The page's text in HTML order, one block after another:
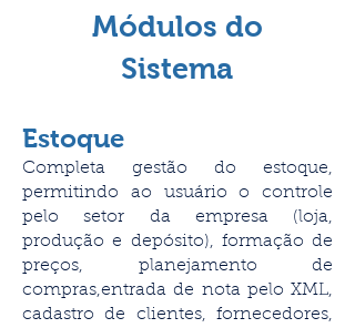
Módulos do
Sistema
Estoque
Completa gestão do estoque,
permitindo ao usuário o controle
pelo setor da empresa (loja,
produção e depósito), formação de
preços, planejamento de
compras,entrada de nota pelo XML,
cadastro de clientes, fornecedores,